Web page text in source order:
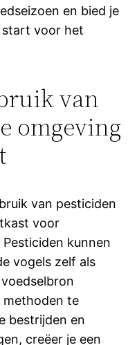
en bied je
start voor het
van
omgeving
van pesticiden
voor
kunnen
vogels zelf als
methoden te
bestrijden en
creëer je een